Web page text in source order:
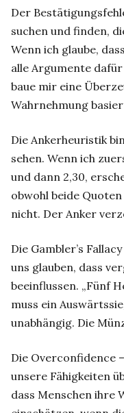
Der
suchen und finden,
Wenn ich glaube,
alle Argumente
baue mir eine
Wahrnehmung
Die Ankerheuristik
sehen. Wenn ich
und dann 2,30,
obwohl beide
nicht. Der Anker
Die Gambler’s
uns glauben, dass
beeinflussen. „Fünf
muss ein
unabhängig. Die
Die Overconfidence
unsere Fähigkeiten
dass Menschen ihre